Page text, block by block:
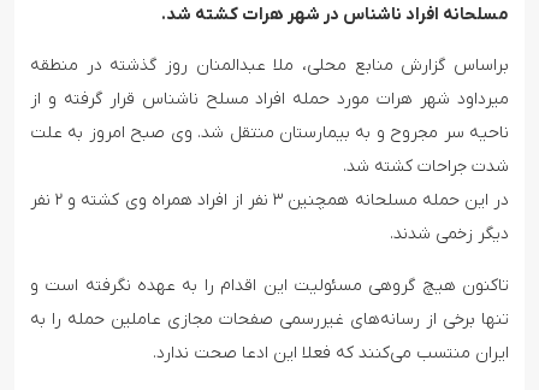
مسلحانه افراد ناشناس در شهر هرات کشته شد.
براساس گزارش منابع محلی، ملا عبدالمنان روز گذشته در منطقه
میرداود شهر هرات مورد حمله افراد مسلح ناشناس قرار گرفته و از
ناحیه سر مجروح و به بیمارستان منتقل شد. وی صبح امروز به علت
شدت جراحات کشته شد.
در این حمله مسلحانه همچنین ۳ نفر از افراد همراه وی کشته و ۲ نفر
دیگر زخمی شدند.
تاکنون هیچ گروهی مسئولیت این اقدام را به عهده نگرفته است و
تنها برخی از رسانه‌های غیررسمی صفحات مجازی عاملین حمله را به
ایران منتسب می‌کنند که فعلا این ادعا صحت ندارد.